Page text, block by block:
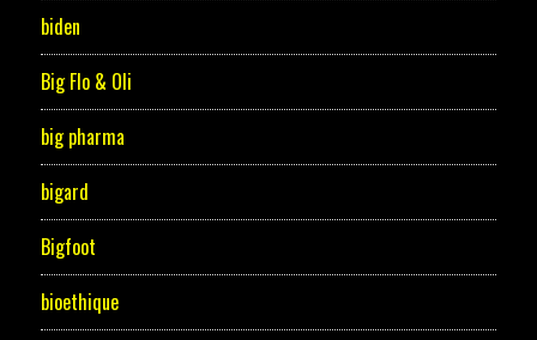
biden
Big Flo & Oli
big pharma
bigard
Bigfoot
bioethique